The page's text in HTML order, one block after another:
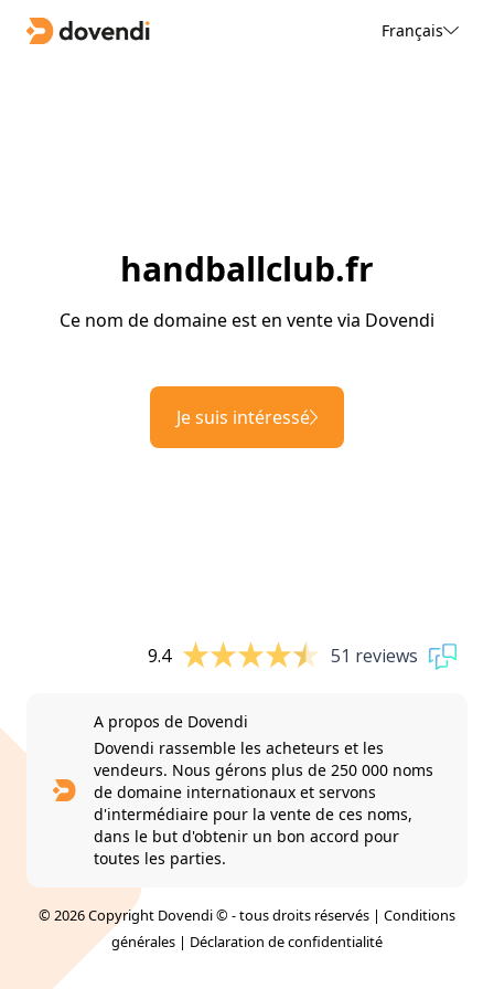
Français
handballclub.fr
Ce nom de domaine est en vente via Dovendi
Je suis intéressé
9.4 51 reviews
A propos de Dovendi
Dovendi rassemble les acheteurs et les
vendeurs. Nous gérons plus de 250 000 noms
de domaine internationaux et servons
d'intermédiaire pour la vente de ces noms,
dans le but d'obtenir un bon accord pour
toutes les parties.
© 2026 Copyright Dovendi © - tous droits réservés | Conditions
générales | Déclaration de confidentialité